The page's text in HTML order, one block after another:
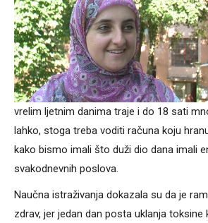
vrelim ljetnim danima traje i do 18 sati
lahko, stoga treba voditi računa koju
kako bismo imali što duži dio dana imali
svakodnevnih poslova.
Naučna istraživanja dokazala su da je
zdrav, jer jedan dan posta uklanja toksine